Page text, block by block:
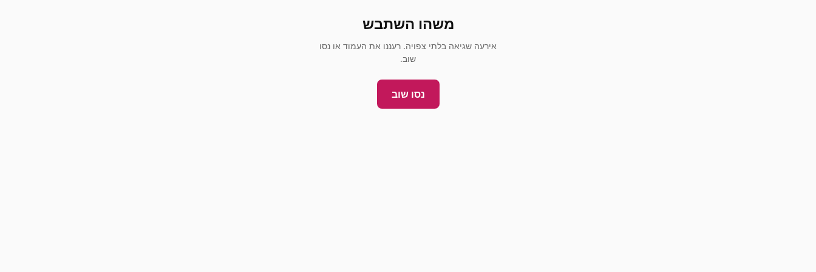
משהו השתבש
אירעה שגיאה בלתי צפויה. רעננו את העמוד או נסו
שוב.
נסו שוב